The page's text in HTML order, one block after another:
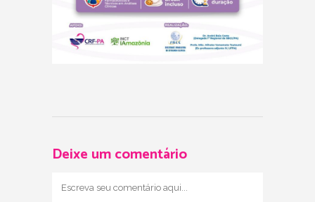
Deixe um comentário